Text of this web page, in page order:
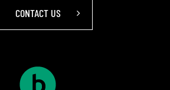
CONTACT US